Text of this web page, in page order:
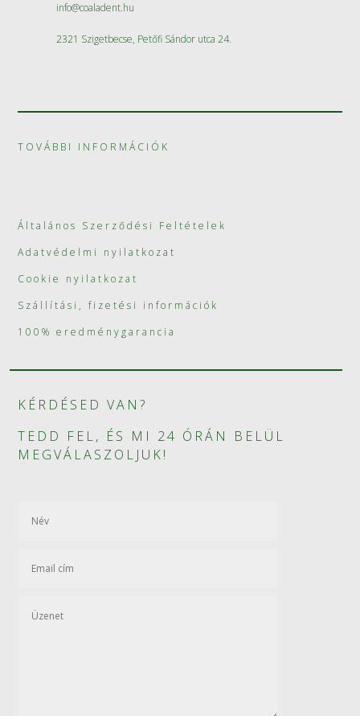
info@coaladent.hu
2321 Szigetbecse, Petőfi Sándor utca 24.
TOVÁBBI INFORMÁCIÓK
Általános Szerződési Feltételek
Adatvédelmi nyilatkozat
Cookie nyilatkozat
Szállítási, fizetési információk
100% eredménygarancia
KÉRDÉSED VAN?
TEDD FEL, ÉS MI 24 ÓRÁN BELÜL
MEGVÁLASZOLJUK!